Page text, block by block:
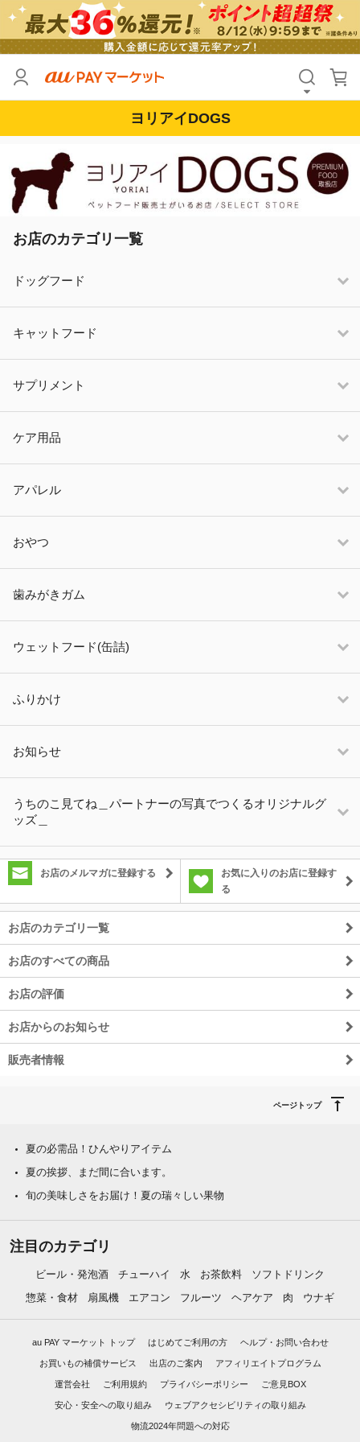
ヨリアイDOGS
お店のカテゴリ一覧
ドッグフード
キャットフード
サプリメント
ケア用品
アパレル
おやつ
歯みがきガム
ウェットフード(缶詰)
ふりかけ
お知らせ
うちのこ見てね＿パートナーの写真でつくるオリジナルグ
ッズ＿
お店のメルマガに登録する
お気に入りのお店に登録す
る
お店のカテゴリ一覧
お店のすべての商品
お店の評価
お店からのお知らせ
販売者情報
ページトップ
夏の必需品！ひんやりアイテム
夏の挨拶、まだ間に合います。
旬の美味しさをお届け！夏の瑞々しい果物
注目のカテゴリ
ビール・発泡酒 チューハイ 水 お茶飲料
ソフトドリンク
惣菜・食材
扇風機 エアコン フルーツ ヘアケア 肉 ウナギ
au PAY マーケット トップ はじめてご利用の方 ヘルプ・お問い合わせ
お買いもの補償サービス 出店のご案内 アフィリエイトプログラム
運営会社 ご利用規約 プライバシーポリシー ご意見BOX
安心・安全への取り組み ウェブアクセシビリティの取り組み
物流2024年問題への対応